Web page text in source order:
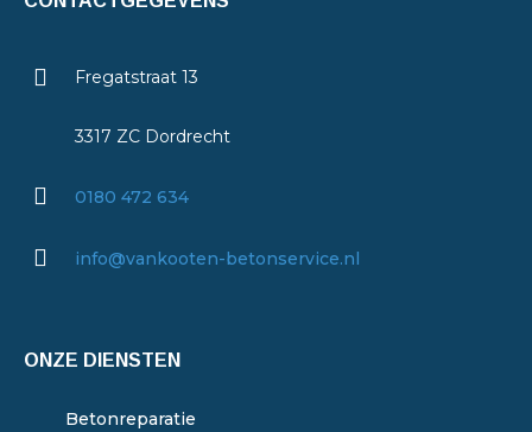
Fregatstraat 13
3317 ZC Dordrecht
0180 472 634
info@vankooten-betonservice.nl
ONZE DIENSTEN
Betonreparatie